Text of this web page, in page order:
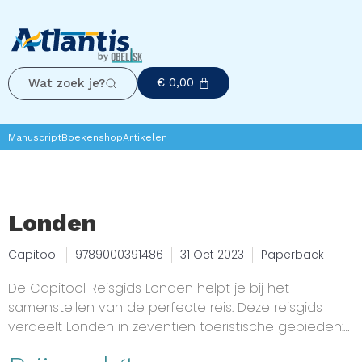
Wat zoek je? € 0,00
ManuscriptBoekenshopArtikelen
Londen
Capitool 9789000391486 31 Oct 2023 Paperback
De Capitool Reisgids Londen helpt je bij het
samenstellen van de perfecte reis. Deze reisgids
verdeelt Londen in zeventien toeristische gebieden: